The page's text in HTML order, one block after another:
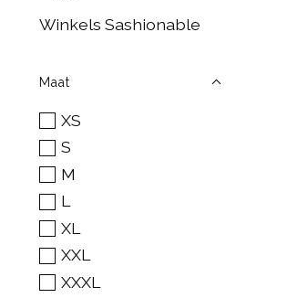
Winkels Sashionable
Maat
XS
S
M
L
XL
XXL
XXXL